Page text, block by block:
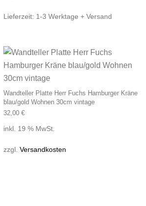
Lieferzeit: 1-3 Werktage + Versand
Wandteller Platte Herr Fuchs Hamburger Kräne
blau/gold Wohnen 30cm vintage
32,00 €
inkl. 19 % MwSt.
zzgl. Versandkosten